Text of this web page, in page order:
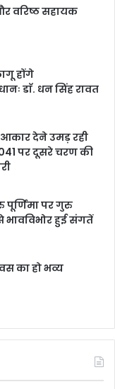
वरिष्ठ सहायक
होंगे
डाॅ. धन सिंह रावत
देने उमड़ रही
पर दूसरे चरण की
पूर्णिमा पर गुरु
भावविभोर हुई संगतें
का हो भव्य